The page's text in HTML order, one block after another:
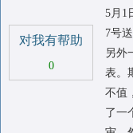
对我有帮助
0
5月1
7号
另外
表。
不值
了一